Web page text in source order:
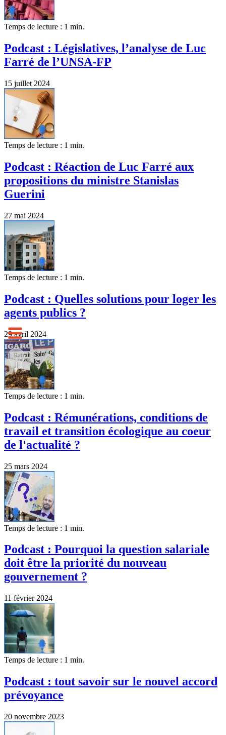
Temps de lecture : 1 min.
Podcast : Législatives, l’analyse de Luc
Farré de l’UNSA-FP
15 juillet 2024
Temps de lecture : 1 min.
Podcast : Réaction de Luc Farré aux
propositions du ministre Stanislas
Guerini
27 mai 2024
Temps de lecture : 1 min.
Podcast : Quelles solutions pour loger les
agents publics ?
29 avril 2024
Temps de lecture : 1 min.
Podcast : Rémunérations, conditions de
travail et transition écologique au coeur
de l'actualité ?
25 mars 2024
Temps de lecture : 1 min.
Podcast : Pourquoi la question salariale
doit être la priorité du nouveau
gouvernement ?
11 février 2024
Temps de lecture : 1 min.
Podcast : tout savoir sur le nouvel accord
prévoyance
20 novembre 2023